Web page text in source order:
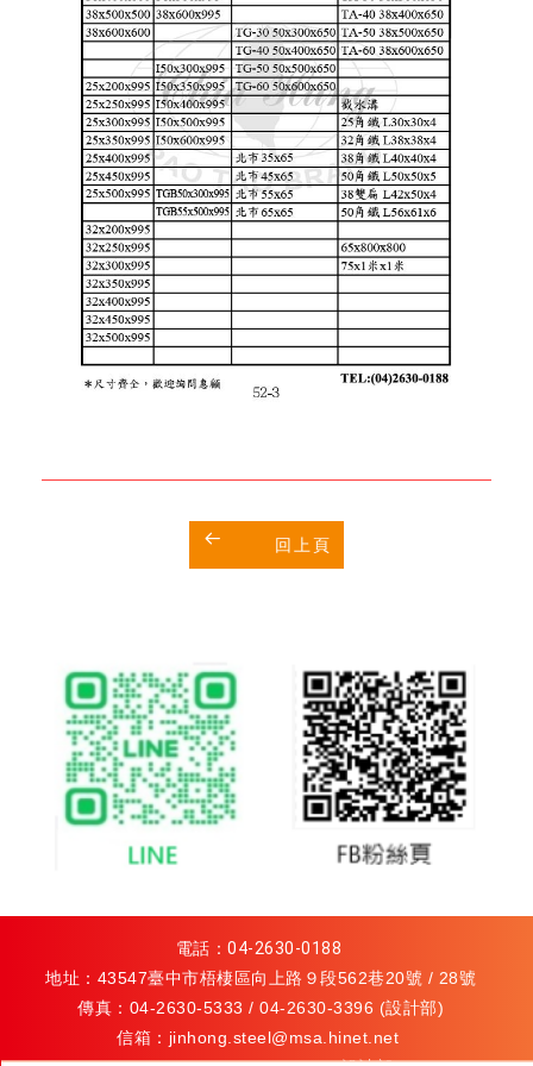
回上頁
電話： 04-2630-0188
地址：43547臺中市梧棲區向上路９段562巷20號 / 28號
傳真：04-2630-5333 / 04-2630-3396 (設計部)
信箱： jinhong.steel@msa.hinet.net